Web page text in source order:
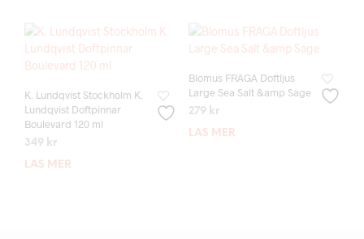
K. Lundqvist Stockholm K.
Lundqvist Doftpinnar
Boulevard 120 ml
349 kr
LÄS MER
Blomus FRAGA Doftljus
Large Sea Salt &amp Sage
279 kr
LÄS MER